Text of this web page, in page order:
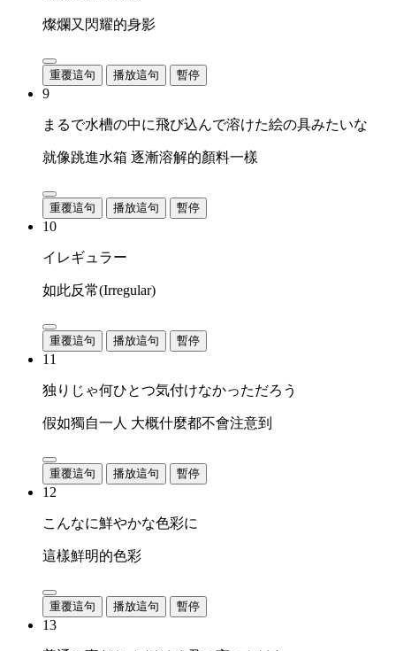
燦爛又閃耀的身影
重覆這句 播放這句 暫停
9
まるで水槽の中に飛び込んで溶けた絵の具みたいな
就像跳進水箱 逐漸溶解的顏料一樣
重覆這句 播放這句 暫停
10
イレギュラー
如此反常(Irregular)
重覆這句 播放這句 暫停
11
独りじゃ何ひとつ気付けなかっただろう
假如獨自一人 大概什麼都不會注意到
重覆這句 播放這句 暫停
12
こんなに鮮やかな色彩に
這樣鮮明的色彩
重覆這句 播放這句 暫停
13